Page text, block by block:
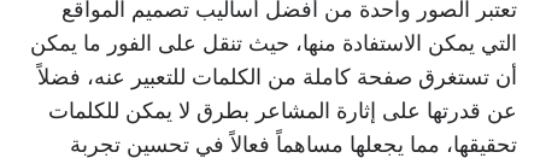
تعتبر الصور واحدة من أفضل أساليب تصميم المواقع
التي يمكن الاستفادة منها، حيث تنقل على الفور ما يمكن
أن تستغرق صفحة كاملة من الكلمات للتعبير عنه، فضلاً
عن قدرتها على إثارة المشاعر بطرق لا يمكن للكلمات
تحقيقها، مما يجعلها مساهماً فعالاً في تحسين تجربة